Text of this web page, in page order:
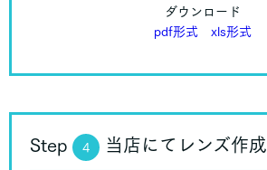
ダウンロード
pdf形式
xls形式
Step 4 当店にてレンズ作成